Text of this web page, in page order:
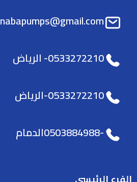
nabapumps@gmail.com
0533272210- الرياض
0533272210-الرياض
-0503884988الدمام